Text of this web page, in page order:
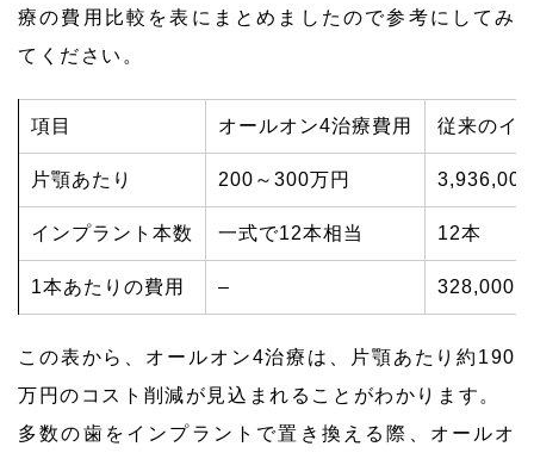
療の費用比較を表にまとめましたので参考にしてみ
てください。
項目 オールオン4治療費用 従来のイ
片顎あたり 200～300万円
インプラント本数 一式で12本相当 12本
1本あたりの費用 – 328,000
この表から、オールオン4治療は、片顎あたり約190
万円のコスト削減が見込まれることがわかります。
多数の歯をインプラントで置き換える際、オールオ